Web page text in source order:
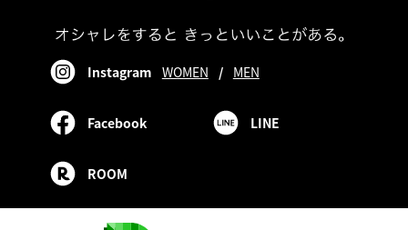
Instagram WOMEN / MEN
Facebook LINE
ROOM